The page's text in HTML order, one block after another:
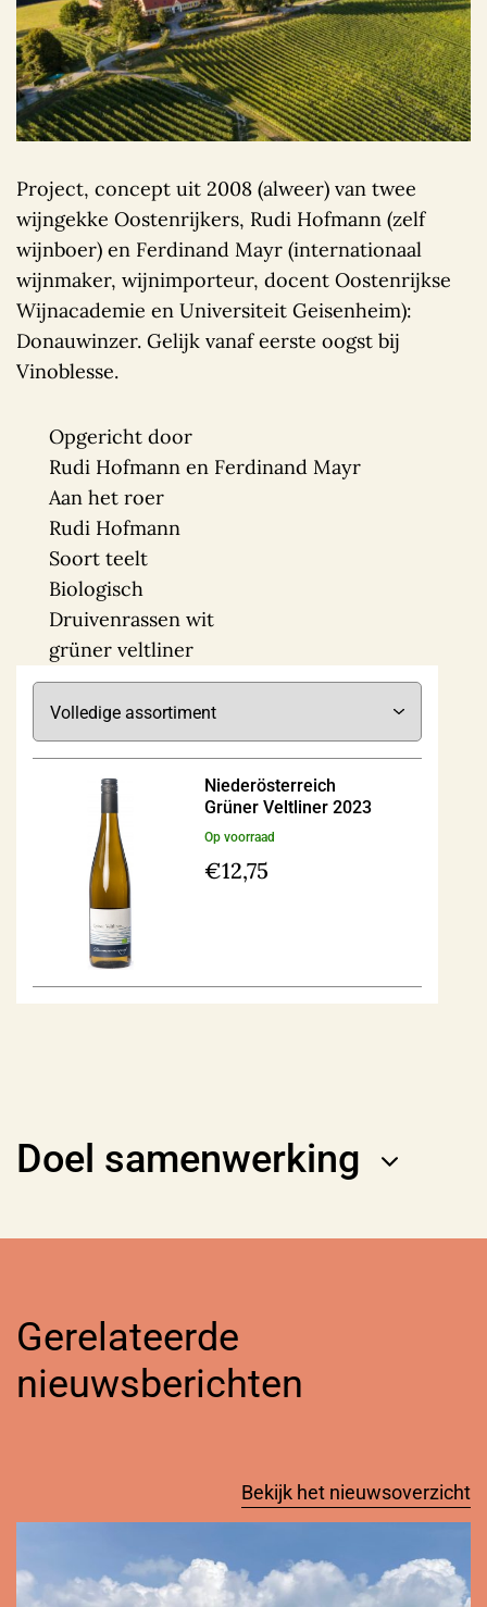
Project, concept uit 2008 (alweer) van twee
wijngekke Oostenrijkers, Rudi Hofmann (zelf
wijnboer) en Ferdinand Mayr (internationaal
wijnmaker, wijnimporteur, docent Oostenrijkse
Wijnacademie en Universiteit Geisenheim):
Donauwinzer. Gelijk vanaf eerste oogst bij
Vinoblesse.
Opgericht door
Rudi Hofmann en Ferdinand Mayr
Aan het roer
Rudi Hofmann
Soort teelt
Biologisch
Druivenrassen wit
grüner veltliner
Niederösterreich
Grüner Veltliner 2023
Op voorraad
€12,75
Doel samenwerking
Gerelateerde
nieuwsberichten
Bekijk het nieuwsoverzicht